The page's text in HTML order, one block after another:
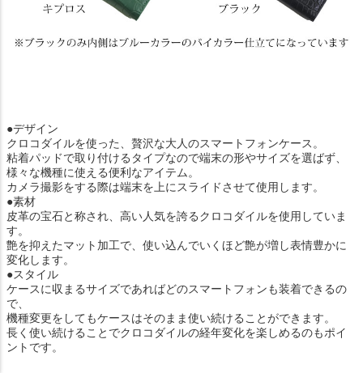
●デザイン
クロコダイルを使った、贅沢な大人のスマートフォンケース。
粘着パッドで取り付けるタイプなので端末の形やサイズを選ばず、
様々な機種に使える便利なアイテム。
カメラ撮影をする際は端末を上にスライドさせて使用します。
●素材
皮革の宝石と称され、高い人気を誇るクロコダイルを使用していま
す。
艶を抑えたマット加工で、使い込んでいくほど艶が増し表情豊かに
変化します。
●スタイル
ケースに収まるサイズであればどのスマートフォンも装着できるの
で、
機種変更をしてもケースはそのまま使い続けることができます。
長く使い続けることでクロコダイルの経年変化を楽しめるのもポイ
ントです。